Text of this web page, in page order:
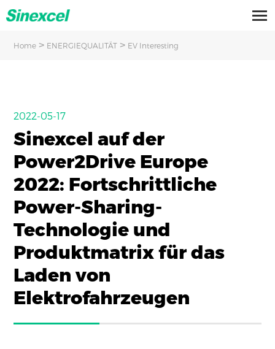
Home > ENERGIEQUALITÄT > EV Interesting
2022-05-17
Sinexcel auf der
Power2Drive Europe
2022: Fortschrittliche
Power-Sharing-
Technologie und
Produktmatrix für das
Laden von
Elektrofahrzeugen